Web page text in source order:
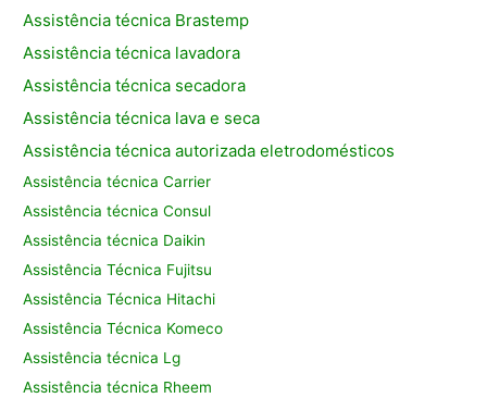
Assistência técnica Brastemp
Assistência técnica lavadora
Assistência técnica secadora
Assistência técnica lava e seca
Assistência técnica autorizada eletrodomésticos
Assistência técnica Carrier
Assistência técnica Consul
Assistência técnica Daikin
Assistência Técnica Fujitsu
Assistência Técnica Hitachi
Assistência Técnica Komeco
Assistência técnica Lg
Assistência técnica Rheem